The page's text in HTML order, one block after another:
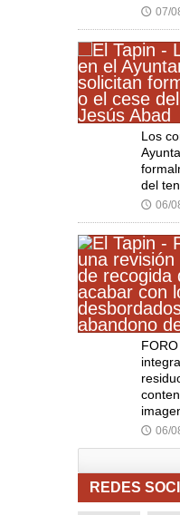
🕔 07/
Los
del
🕔 06/
🕔 06/
REDES